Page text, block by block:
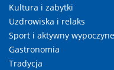
Kultura i zabytki
Uzdrowiska i relaks
Sport i aktywny
Gastronomia
Tradycja